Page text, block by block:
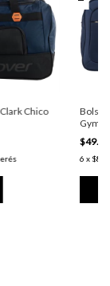
Chico
Bolso
Gym
6 x